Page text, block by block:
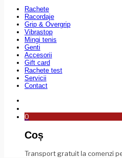
Rachete
Racordaje
Grip & Overgrip
Vibrastop
Mingi tenis
Genti
Accesorii
Gift card
Rachete test
Servicii
Contact
0
Coș
Transport gratuit la comenzi